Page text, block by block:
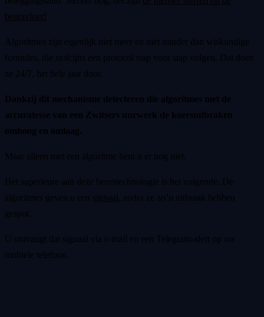
beursvloer!
Algoritmes zijn eigenlijk niet meer en niet minder dan wiskundige
formules, die stoïcijns een protocol stap voor stap volgen. Dat doen
ze 24/7, het hele jaar door.
Dankzij dit mechanisme detecteren die algoritmes met de
accuratesse van een Zwitsers uurwerk de koersuitbraken
omhoog en omlaag.
Maar alleen met een algoritme bent u er nog niet.
Het superieure aan deze beurstechnologie is het volgende. De
algoritmes geven u een signaal,
zodra ze zo’n uitbraak hebben
gespot.
U ontvangt dat signaal via e-mail en een Telegram-alert op uw
mobiele telefoon.